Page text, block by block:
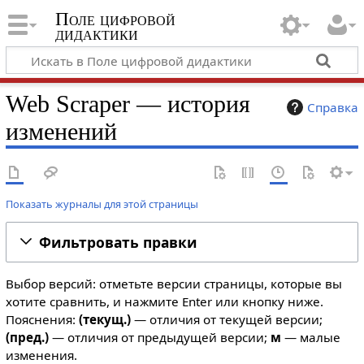
Поле цифровой
дидактики
Справка
Web Scraper — история
изменений
Показать журналы для этой страницы
Фильтровать правки
Выбор версий: отметьте версии страницы, которые вы
хотите сравнить, и нажмите Enter или кнопку ниже.
Пояснения: (текущ.)— отличия от текущей версии;
(пред.)— отличия от предыдущей версии; м — малые
изменения.